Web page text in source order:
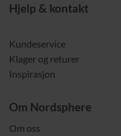
Hjelp & kontakt
Kundeservice
Klager og returer
Inspirasjon
Om Nordsphere
Om oss